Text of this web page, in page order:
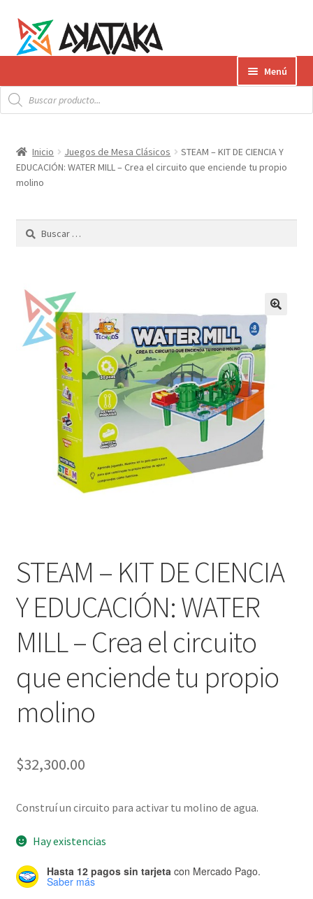
la
navegación
contenido
Menú
Productos
el
hijo
Contacto
AKATAKA BOOKS
Mi cuenta
Búsqueda
de
productos
Inicio Juegos de Mesa Clásicos
STEAM – KIT DE CIENCIA Y
EDUCACIÓN: WATER MILL – Crea el circuito que enciende tu propio
molino
STEAM – KIT DE CIENCIA
Y EDUCACIÓN: WATER
MILL – Crea el circuito
que enciende tu propio
molino
$32,300.00
Construí un circuito para activar tu molino de agua.
Hay existencias
Hasta 12 pagos sin tarjetacon Mercado Pago.
Saber más
Buscar: